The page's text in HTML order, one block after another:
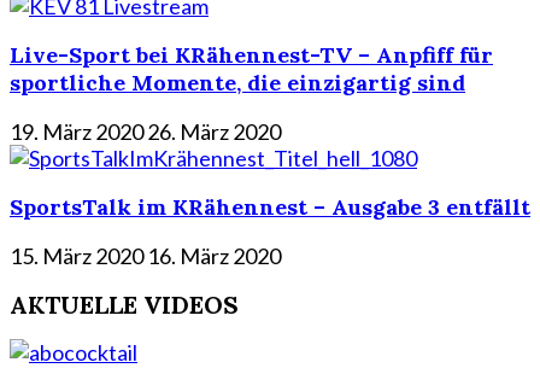
Live-Sport bei KRähennest-TV – Anpfiff für
sportliche Momente, die einzigartig sind
19. März 202026. März 2020
SportsTalk im KRähennest – Ausgabe 3 entfällt
15. März 2020 16. März 2020
AKTUELLE VIDEOS